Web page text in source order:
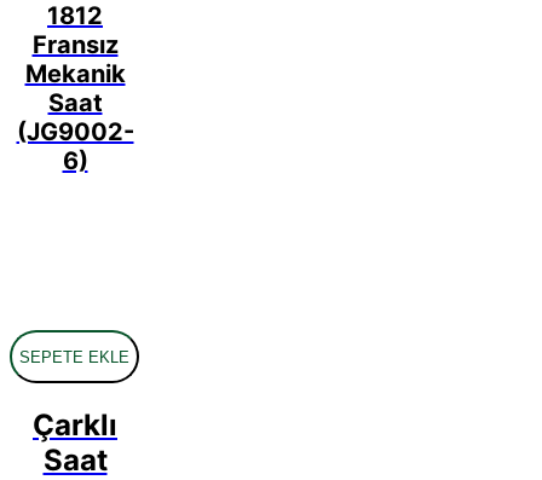
1812
Fransız
Mekanik
Saat
(JG9002-
6)
SEPETE EKLE
Çarklı
Saat